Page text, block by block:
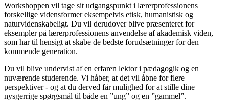
Workshoppen vil tage sit udgangspunkt i lærerprofessionens
forskellige vidensformer eksempelvis etisk, humanistisk og
naturvidenskabeligt. Du vil derudover blive præsenteret for
eksempler på lærerprofessionens anvendelse af akademisk viden,
som har til hensigt at skabe de bedste forudsætninger for den
kommende generation.
Du vil blive undervist af en erfaren lektor i pædagogik og en
nuværende studerende. Vi håber, at det vil åbne for flere
perspektiver - og at du derved får mulighed for at stille dine
nysgerrige spørgsmål til både en ”ung” og en ”gammel”.